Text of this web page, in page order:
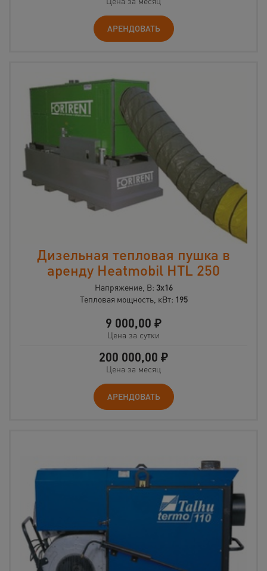
АРЕНДОВАТЬ
Дизельная тепловая пушка в
аренду Heatmobil HTL 250
Напряжение, В: 3х16
Тепловая мощность, кВт: 195
9 000,00 ₽
Цена за сутки
200 000,00 ₽
Цена за месяц
АРЕНДОВАТЬ